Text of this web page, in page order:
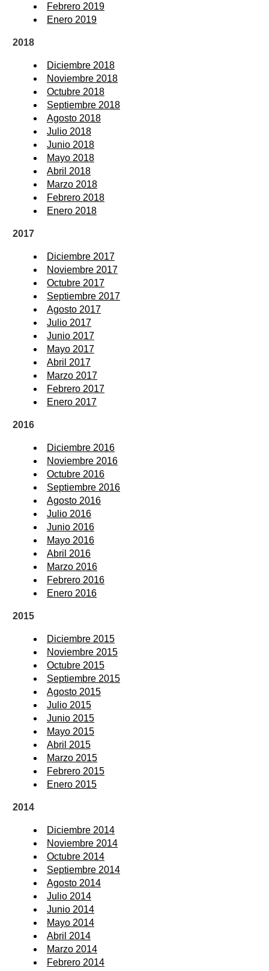
Febrero 2019
Enero 2019
2018
Diciembre 2018
Noviembre 2018
Octubre 2018
Septiembre 2018
Agosto 2018
Julio 2018
Junio 2018
Mayo 2018
Abril 2018
Marzo 2018
Febrero 2018
Enero 2018
2017
Diciembre 2017
Noviembre 2017
Octubre 2017
Septiembre 2017
Agosto 2017
Julio 2017
Junio 2017
Mayo 2017
Abril 2017
Marzo 2017
Febrero 2017
Enero 2017
2016
Diciembre 2016
Noviembre 2016
Octubre 2016
Septiembre 2016
Agosto 2016
Julio 2016
Junio 2016
Mayo 2016
Abril 2016
Marzo 2016
Febrero 2016
Enero 2016
2015
Diciembre 2015
Noviembre 2015
Octubre 2015
Septiembre 2015
Agosto 2015
Julio 2015
Junio 2015
Mayo 2015
Abril 2015
Marzo 2015
Febrero 2015
Enero 2015
2014
Diciembre 2014
Noviembre 2014
Octubre 2014
Septiembre 2014
Agosto 2014
Julio 2014
Junio 2014
Mayo 2014
Abril 2014
Marzo 2014
Febrero 2014